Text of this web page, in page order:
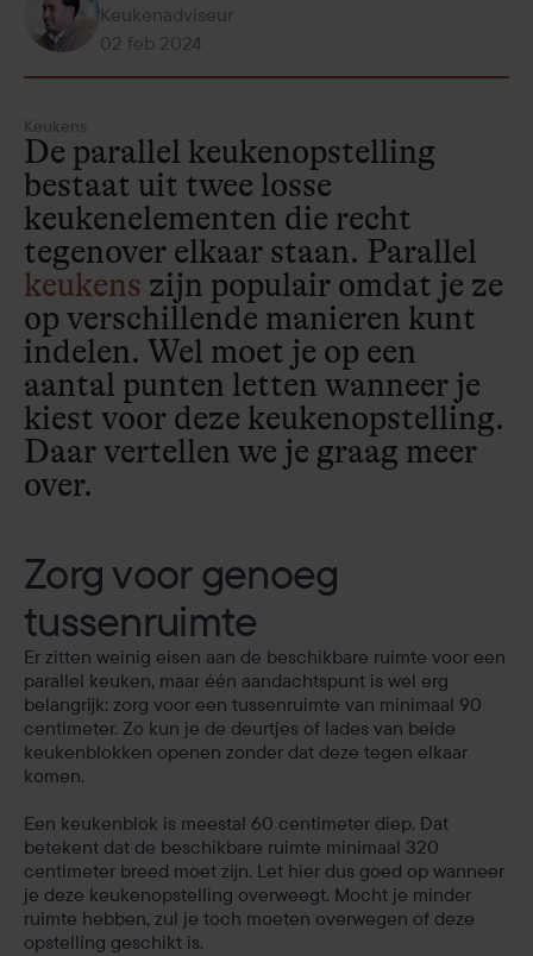
Keukenadviseur
02 feb 2024
Keukens
De parallel keukenopstelling
bestaat uit twee losse
keukenelementen die recht
tegenover elkaar staan. Parallel
keukens zijn populair omdat je ze
op verschillende manieren kunt
indelen. Wel moet je op een
aantal punten letten wanneer je
kiest voor deze keukenopstelling.
Daar vertellen we je graag meer
over.
Zorg voor genoeg
tussenruimte
Er zitten weinig eisen aan de beschikbare ruimte voor een
parallel keuken, maar één aandachtspunt is wel erg
belangrijk: zorg voor een tussenruimte van minimaal 90
centimeter. Zo kun je de deurtjes of lades van beide
keukenblokken openen zonder dat deze tegen elkaar
komen.
Een keukenblok is meestal 60 centimeter diep. Dat
betekent dat de beschikbare ruimte minimaal 320
centimeter breed moet zijn. Let hier dus goed op wanneer
je deze keukenopstelling overweegt. Mocht je minder
ruimte hebben, zul je toch moeten overwegen of deze
opstelling geschikt is.